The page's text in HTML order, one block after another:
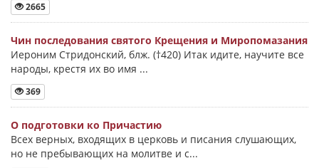
2665
Чин последования святого Крещения и Миропомазания
Иероним Стридонский, блж. (†420) Итак идите, научите все
народы, крестя их во имя ...
369
О подготовки ко Причастию
Всех верных, входящих в церковь и писания слушающих,
но не пребывающих на молитве и с...